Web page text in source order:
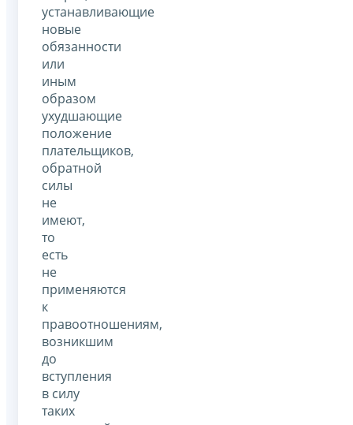
устанавливающие
новые
обязанности
или
иным
образом
ухудшающие
положение
плательщиков,
обратной
силы
не
имеют,
то
есть
не
применяются
к
правоотношениям,
возникшим
до
вступления
в силу
таких